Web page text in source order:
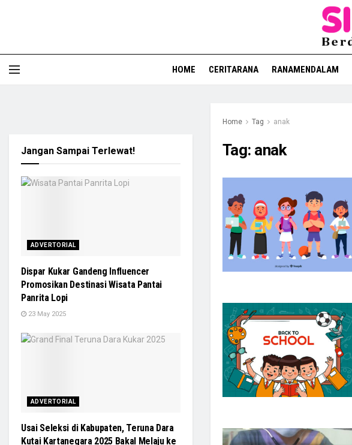
HOME CERITARANA RANAMENDALAM
Home Tag anak
Tag: anak
Jangan Sampai Terlewat!
ADVERTORIAL
Dispar Kukar Gandeng Influencer
Promosikan Destinasi Wisata Pantai
Panrita Lopi
23 May 2025
ADVERTORIAL
Usai Seleksi di Kabupaten, Teruna Dara
Kutai Kartanegara 2025 Bakal Melaju ke